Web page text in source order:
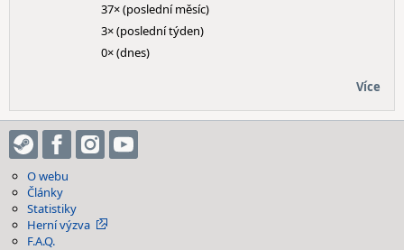
37× (poslední měsíc)
3× (poslední týden)
0× (dnes)
Více
O webu
Články
Statistiky
Herní výzva
F.A.Q.